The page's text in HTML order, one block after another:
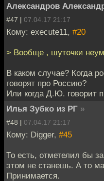
Александров
#47 | 07.04.17 21:17
Кому: execute11, #20
> Вообще , шуточки
В каком случае? Когда
говорят про Россию?
Или когда Д.Ю. говорит
Илья Зубко из РГ »
#48 | 07.04.17 21:17
Кому: Digger, #45
То есть, отметелил бы
этом не станешь. А то
Принимается.